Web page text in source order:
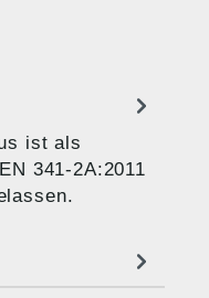
ist als
341-2A:2011